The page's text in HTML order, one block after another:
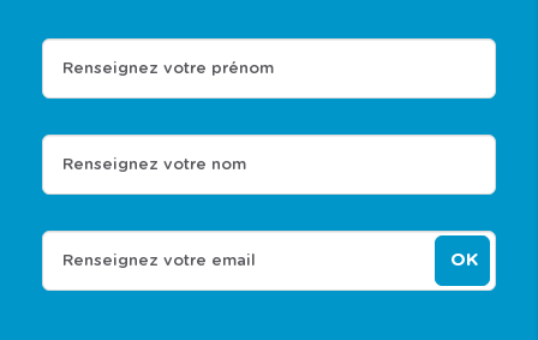
Renseignez votre prénom
Renseignez votre nom
Renseignez votre email OK